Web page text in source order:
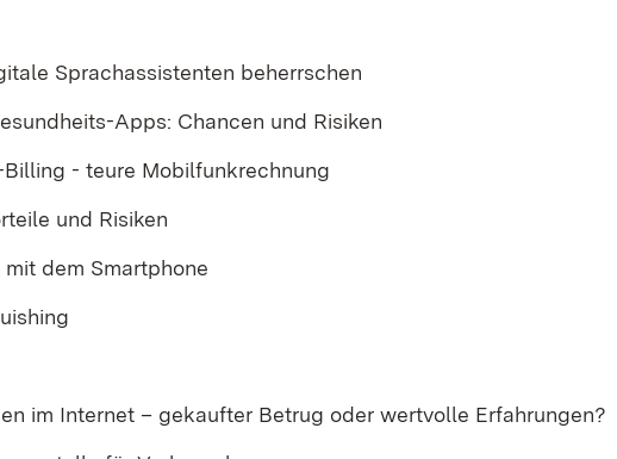
Sprachassistenten beherrschen
Apps: Chancen und Risiken
- teure Mobilfunkrechnung
und Risiken
dem Smartphone
im Internet – gekaufter Betrug oder wertvolle Erfahrungen?​